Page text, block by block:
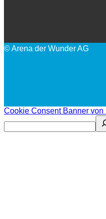
© Arena der Wunder AG
Cookie Consent Banner